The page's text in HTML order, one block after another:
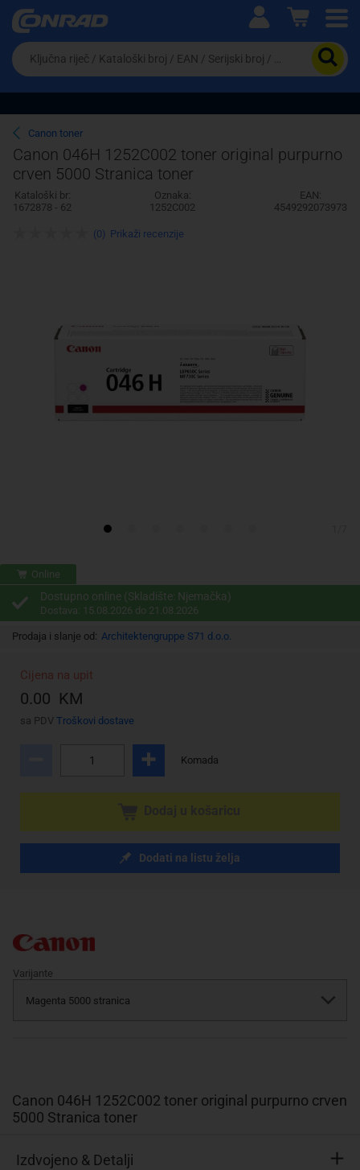
Ova postavka prilagođava asortiman proizvoda i
cijene vašim potrebama.
Pravno lice
Da
biste
potražili
proizvod,
unesite
ključnu
riječ,
kataloški
broj,
EAN
ili
Canon toner
Canon 046H 1252C002 toner original purpurno
crven 5000 Stranica toner
Kataloški br:
1672878 - 62
Oznaka:
1252C002
EAN:
4549292073973
Online
Dostupno online (Skladište: Njemačka)
Dostava: 15.08.2026 do 21.08.2026
Prodaja i slanje od: Architektengruppe S71 d.o.o.
Cijena na upit
0.00 KM
sa PDV Troškovi dostave
Komada
Dodati na listu želja
(0) Prikaži recenzije
Varijante
Canon 046H 1252C002 toner original purpurno crven
5000 Stranica toner
Izdvojeno & Detalji